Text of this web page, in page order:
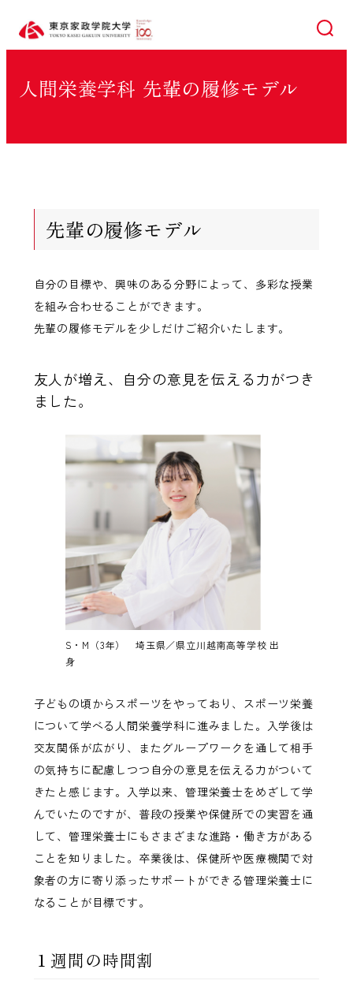
検索
人間栄養学科 先輩の履修モデル
先輩の履修モデル
自分の目標や、興味のある分野によって、多彩な授業
を組み合わせることができます。
先輩の履修モデルを少しだけご紹介いたします。
友人が増え、自分の意見を伝える力がつき
ました。
S・M（3年） 埼玉県／県立川越南高等学校 出
身
子どもの頃からスポーツをやっており、スポーツ栄養
について学べる人間栄養学科に進みました。入学後は
交友関係が広がり、またグループワークを通して相手
の気持ちに配慮しつつ自分の意見を伝える力がついて
きたと感じます。入学以来、管理栄養士をめざして学
んでいたのですが、普段の授業や保健所での実習を通
して、管理栄養士にもさまざまな進路・働き方がある
ことを知りました。卒業後は、保健所や医療機関で対
象者の方に寄り添ったサポートができる管理栄養士に
なることが目標です。
１週間の時間割